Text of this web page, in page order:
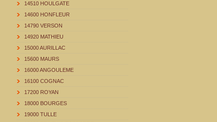
14510 HOULGATE
14600 HONFLEUR
14790 VERSON
14920 MATHIEU
15000 AURILLAC
15600 MAURS
16000 ANGOULEME
16100 COGNAC
17200 ROYAN
18000 BOURGES
19000 TULLE